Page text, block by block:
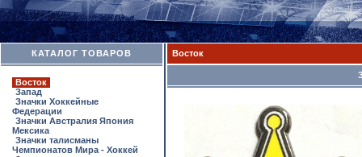
КАТАЛОГ ТОВАРОВ
Восток
Запад
Значки Хоккейные
Федерации
Значки Австралия Япония
Мексика
Значки талисманы
Чемпионатов Мира - Хоккей
Восток